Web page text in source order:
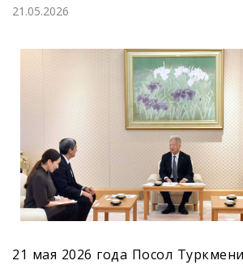
21.05.2026
21 мая 2026 года Посол